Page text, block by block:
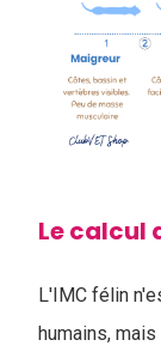
Le calcul
L'IMC félin
humains,